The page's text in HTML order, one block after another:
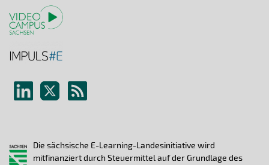
Die sächsische E-Learning-Landesinitiative wird
mitfinanziert durch Steuermittel auf der Grundlage des